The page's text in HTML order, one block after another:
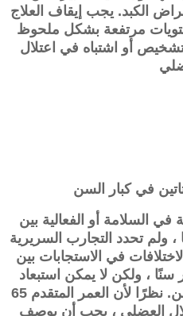
الكبد. يجب إيقاف العلاج
مرتفعة بشكل ملحوظ
أو اشتباه في اعتلال
في كبار السن
السلامة أو الفعالية بين
ولم تحدد التجارب السريرية
في الاستجابات بين
، ولكن لا يمكن استبعاد
حساسية أكبر لبعض كبار السن. نظرًا لأن العمر المتقدم 65
العضلي ، يجب أن يوصف